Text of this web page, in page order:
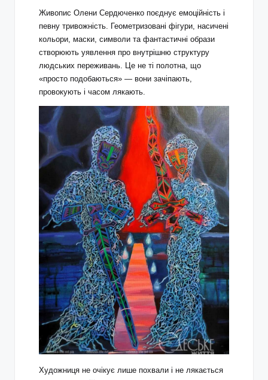
Живопис Олени Сердюченко поєднує емоційність і
певну тривожність. Геометризовані фігури, насичені
кольори, маски, символи та фантастичні образи
створюють уявлення про внутрішню структуру
людських переживань. Це не ті полотна, що
«просто подобаються» — вони зачіпають,
провокують і часом лякають.
Художниця не очікує лише похвали і не лякається